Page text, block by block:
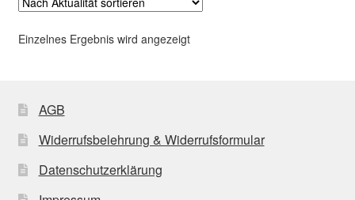
Einzelnes Ergebnis wird angezeigt
AGB
Widerrufsbelehrung & Widerrufsformular
Datenschutzerklärung